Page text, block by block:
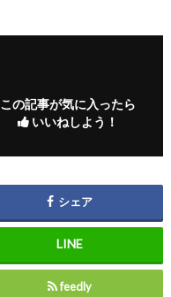
この記事が気に入ったら
いいねしよう！
シェア
feedly